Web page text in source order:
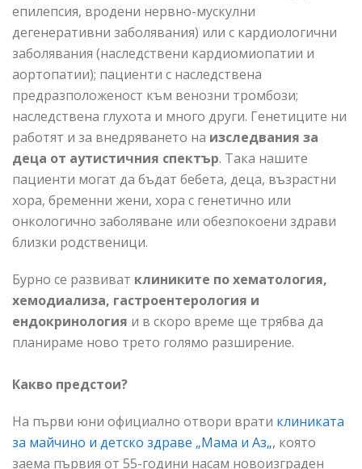
епилепсия, вродени нервно-мускулни
дегенеративни заболявания) или с кардиологични
заболявания (наследствени кардиомиопатии и
аортопатии); пациенти с наследствена
предразположеност към венозни тромбози;
наследствена глухота и много други. Генетиците ни
работят и за внедряването на изследвания за
деца от аутистичния спектър. Така нашите
пациенти могат да бъдат бебета, деца, възрастни
хора, бременни жени, хора с генетично или
онкологично заболяване или обезпокоени здрави
близки родственици.
Бурно се развиват клиниките по хематология,
хемодиализа, гастроентерология и
ендокринология и в скоро време ще трябва да
планираме ново трето голямо разширение.
Какво предстои?
На първи юни официално отвори врати клиниката
за майчино и детско здраве „Мама и Аз„, която
заема първия от 55-години насам новоизграден